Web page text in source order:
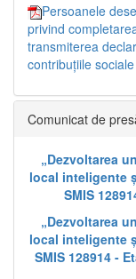
Persoanele
privind
transmiterea
contribuțiile
Comunicat de
„Dezvoltarea
local inteligente
SMIS
„Dezvoltarea
local inteligente
SMIS 128914 -